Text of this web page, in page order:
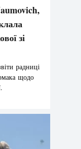
зі
радниці
щодо